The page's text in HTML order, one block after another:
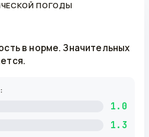
ПОГОДЫ
в норме. Значительных
1.0
1.3